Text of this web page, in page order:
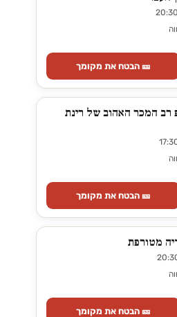
🎫 הבטח את מקומך
רב המכר האהוב של רינת
🎫 הבטח את מקומך
מטורפת
🎫 הבטח את מקומך